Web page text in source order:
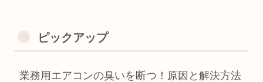
ピックアップ
業務用エアコンの臭いを断つ！原因と解決方法